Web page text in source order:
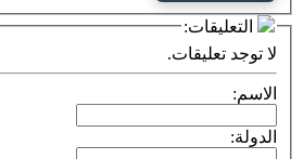
التعليقات:
لا توجد تعليقات.
الاسم:
الدولة: